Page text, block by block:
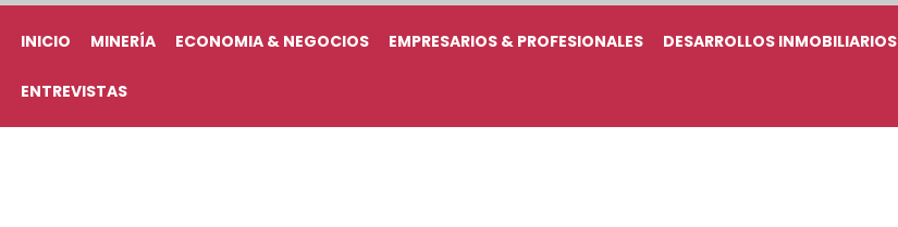
INICIO MINERÍA ECONOMIA & NEGOCIOS EMPRESARIOS & PROFESIONALES DESARROLLOS INMOBILIARIOS
ENTREVISTAS